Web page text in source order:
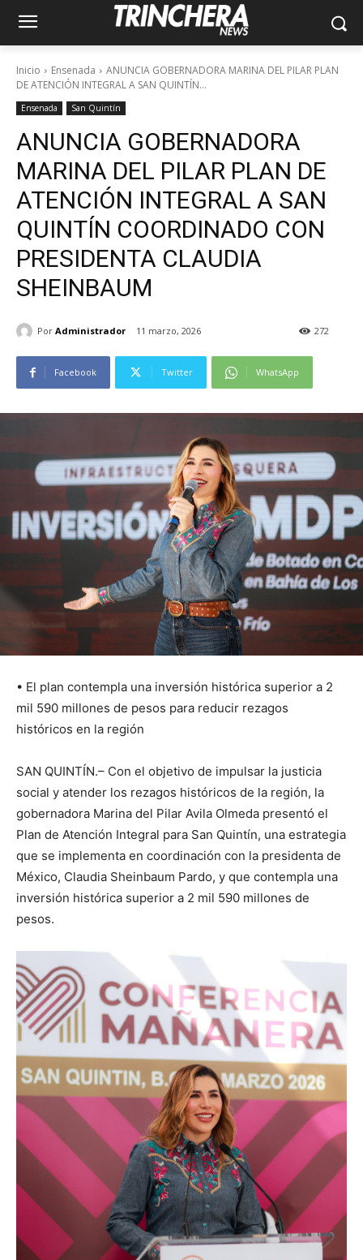
Inicio Ensenada
ANUNCIA GOBERNADORA MARINA DEL PILAR PLAN
DE ATENCIÓN INTEGRAL A SAN QUINTÍN...
Ensenada San Quintín
ANUNCIA GOBERNADORA
MARINA DEL PILAR PLAN DE
ATENCIÓN INTEGRAL A SAN
QUINTÍN COORDINADO CON
PRESIDENTA CLAUDIA
SHEINBAUM
Por Administrador 11 marzo, 2026 272
Facebook Twitter WhatsApp
• El plan contempla una inversión histórica superior a 2
mil 590 millones de pesos para reducir rezagos
históricos en la región
SAN QUINTÍN.– Con el objetivo de impulsar la justicia
social y atender los rezagos históricos de la región, la
gobernadora Marina del Pilar Avila Olmeda presentó el
Plan de Atención Integral para San Quintín, una estrategia
que se implementa en coordinación con la presidenta de
México, Claudia Sheinbaum Pardo, y que contempla una
inversión histórica superior a 2 mil 590 millones de
pesos.